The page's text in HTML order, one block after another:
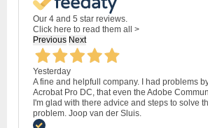
Our 4 and 5 star reviews.
Click here to read them all >
Previous Next
Yesterday
A fine and helpfull company. I had problems
Acrobat Pro DC, that even the Adobe
I'm glad with there advice and steps to solve
problem. Joop van der Sluis.